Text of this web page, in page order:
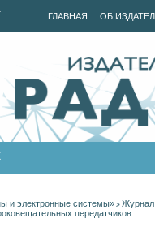
ГЛАВНАЯ ОБ
и электронные системы» > Журнал
передатчиков